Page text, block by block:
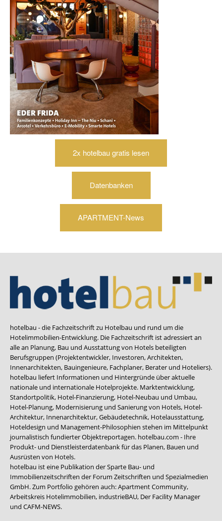
2x hotelbau gratis lesen
Datenbanken
APARTMENT-News
hotelbau - die Fachzeitschrift zu Hotelbau und rund um die
Hotelimmobilien-Entwicklung. Die Fachzeitschrift ist adressiert an
alle an Planung, Bau und Ausstattung von Hotels beteiligten
Berufsgruppen (Projektentwickler, Investoren, Architekten,
Innenarchitekten, Bauingenieure, Fachplaner, Berater und Hoteliers).
hotelbau liefert Informationen und Hintergründe über aktuelle
nationale und internationale Hotelprojekte. Marktentwicklung,
Standortpolitik, Hotel-Finanzierung, Hotel-Neubau und Umbau,
Hotel-Planung, Modernisierung und Sanierung von Hotels, Hotel-
Architektur, Innenarchitektur, Gebäudetechnik, Hotelausstattung,
Hoteldesign und Management-Philosophien stehen im Mittelpunkt
journalistisch fundierter Objektreportagen. hotelbau.com - Ihre
Produkt- und Dienstleisterdatenbank für das Planen, Bauen und
Ausrüsten von Hotels.
hotelbau ist eine Publikation der Sparte Bau- und
Immobilienzeitschriften der Forum Zeitschriften und Spezialmedien
GmbH. Zum Portfolio gehören auch:Apartment Community,
Arbeitskreis Hotelimmobilien, industrieBAU, Der Facility Manager
und CAFM-NEWS.